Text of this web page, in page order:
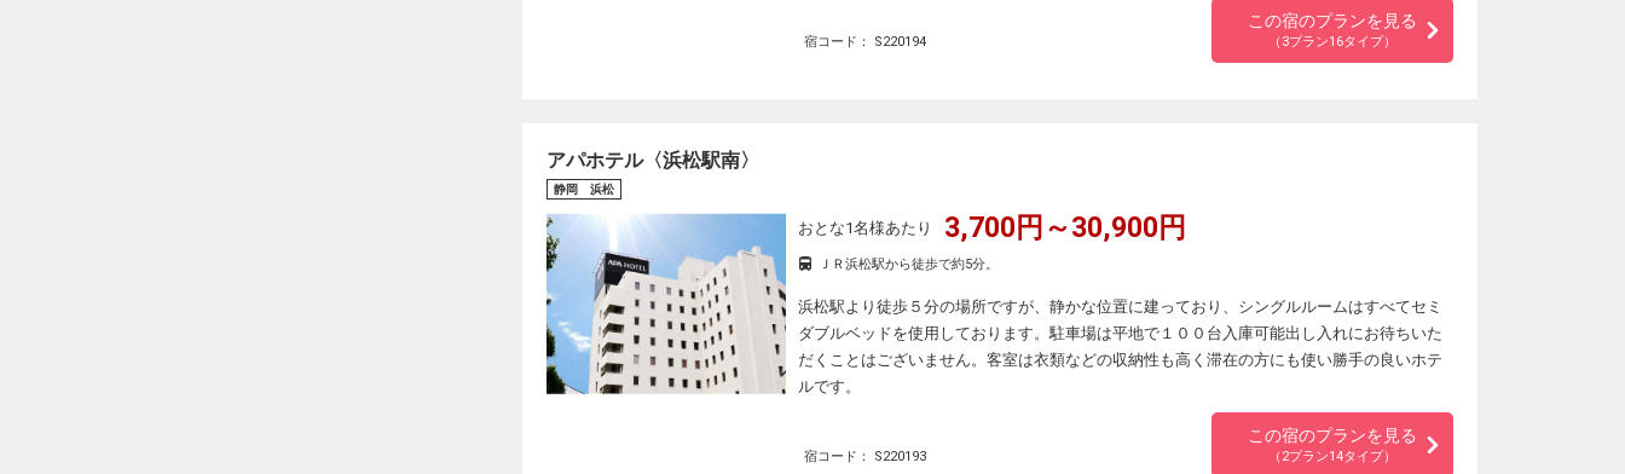
宿コード： S220194
この宿のプランを見る
（3プラン16タイプ）
アパホテル〈浜松駅南〉
静岡 浜松
おとな1名様あたり 3,700円～30,900円
ＪＲ浜松駅から徒歩で約5分。
浜松駅より徒歩５分の場所ですが、静かな位置に建っており、シングルルームはすべてセミ
ダブルベッドを使用しております。駐車場は平地で１００台入庫可能出し入れにお待ちいた
だくことはございません。客室は衣類などの収納性も高く滞在の方にも使い勝手の良いホテ
ルです。
宿コード： S220193
この宿のプランを見る
（2プラン14タイプ）